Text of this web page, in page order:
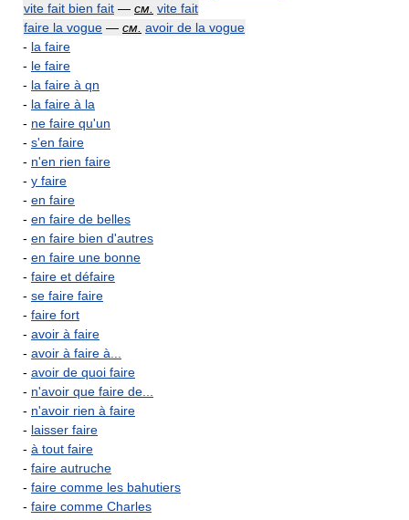
vite fait bien fait — см. vite fait
faire la vogue — см. avoir de la vogue
- la faire
- le faire
- la faire à qn
- la faire à la
- ne faire qu'un
- s'en faire
- n'en rien faire
- y faire
- en faire
- en faire de belles
- en faire bien d'autres
- en faire une bonne
- faire et défaire
- se faire faire
- faire fort
- avoir à faire
- avoir à faire à...
- avoir de quoi faire
- n'avoir que faire de...
- n'avoir rien à faire
- laisser faire
- à tout faire
- faire autruche
- faire comme les bahutiers
- faire comme Charles